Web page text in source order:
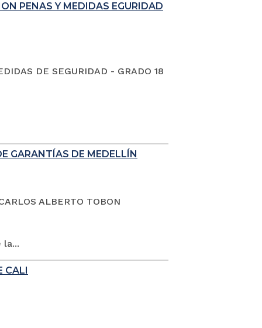
PENAS Y MEDIDAS EGURIDAD
DE SEGURIDAD - GRADO 18
GARANTÍAS DE MEDELLÍN
ALBERTO TOBON
la...
CALI